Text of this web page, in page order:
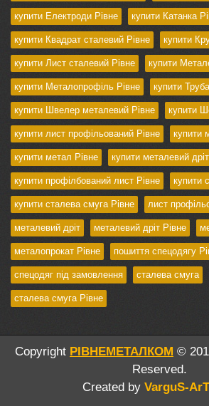
купити Електроди Рівне купити Катанка
купити Квадрат сталевий Рівне купити
купити Лист сталевий Рівне купити
купити Металопрофіль Рівне купити
купити Швелер металевий Рівне купити
купити лист профільований Рівне купити
купити метал Рівне купити металевий
купити профілбований лист Рівне купити
купити сталева смуга Рівне лист
металевий дріт металевий дріт Рівне
металопрокат Рівне пошиття спецодягу
спецодяг під замовлення сталева смуга
сталева смуга Рівне
Copyright РІВНЕМЕТАЛКОМ ©
Reserved.
Created by VarguS-